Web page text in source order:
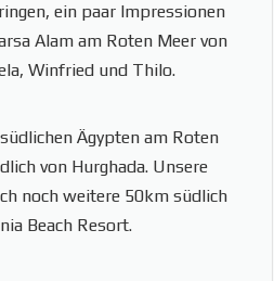
ein paar Impressionen
Alam am Roten Meer von
Winfried und Thilo.
Ägypten am Roten
von Hurghada. Unsere
noch weitere 50km südlich
Beach Resort.